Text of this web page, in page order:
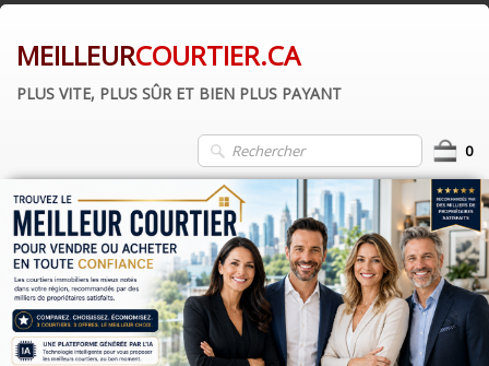
MEILLEURCOURTIER.CA
PLUS VITE, PLUS SÛR ET BIEN PLUS PAYANT
0